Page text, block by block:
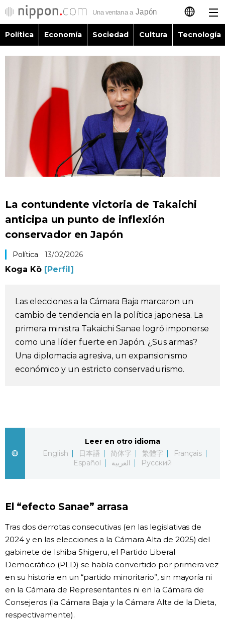
日本語
繁體字
Français
العربية
Economía
Sociedad
Tecnología
Vida
Guía de Japón
Vídeos e imágenes
En profundidad
Más
Fragmentos de Japón
Tokio
Avisos
Política Economía Sociedad Cultura Tecnología
La contundente victoria de Takaichi
anticipa un punto de inflexión
conservador en Japón
Política 13/02/2026
Koga Kō [Perfil]
Las elecciones a la Cámara Baja marcaron un
cambio de tendencia en la política japonesa. La
primera ministra Takaichi Sanae logró imponerse
como una líder fuerte en Japón. ¿Sus armas?
Una diplomacia agresiva, un expansionismo
económico y un estricto conservadurismo.
Leer en otro idioma
English
日本語 简体字 繁體字
Français
Español
العربية Русский
El “efecto Sanae” arrasa
Tras dos derrotas consecutivas (en las legislativas de
2024 y en las elecciones a la Cámara Alta de 2025) del
gabinete de Ishiba Shigeru, el Partido Liberal
Democrático (PLD) se había convertido por primera vez
en su historia en un “partido minoritario”, sin mayoría ni
en la Cámara de Representantes ni en la Cámara de
Consejeros (la Cámara Baja y la Cámara Alta de la Dieta,
respectivamente).